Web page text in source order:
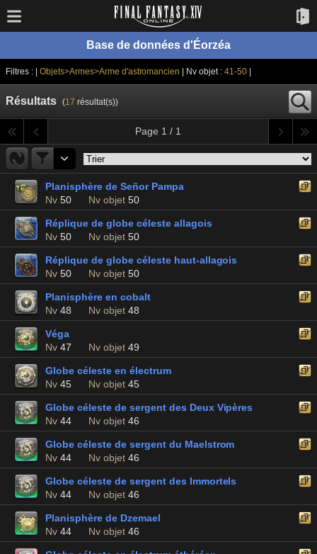
Base de données d'Éorzéa
Filtres : | Objets>Armes>Arme d'astromancien | Nv objet :41-50
Résultats (17 résultat(s))
Page 1 / 1
Planisphère de Señor Pampa
Nv 50 Nv objet 50
Réplique de globe céleste allagois
Nv 50 Nv objet 50
Réplique de globe céleste haut-allagois
Nv 50 Nv objet 50
Planisphère en cobalt
Nv 48 Nv objet 48
Véga
Nv 47 Nv objet 49
Globe céleste en électrum
Nv 45 Nv objet 45
Globe céleste de sergent des Deux Vipères
Nv 44 Nv objet 46
Globe céleste de sergent du Maelstrom
Nv 44 Nv objet 46
Globe céleste de sergent des Immortels
Nv 44 Nv objet 46
Planisphère de Dzemael
Nv 44 Nv objet 46